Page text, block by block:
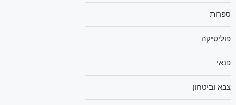
ספרות
פוליטיקה
פנאי
צבא וביטחון